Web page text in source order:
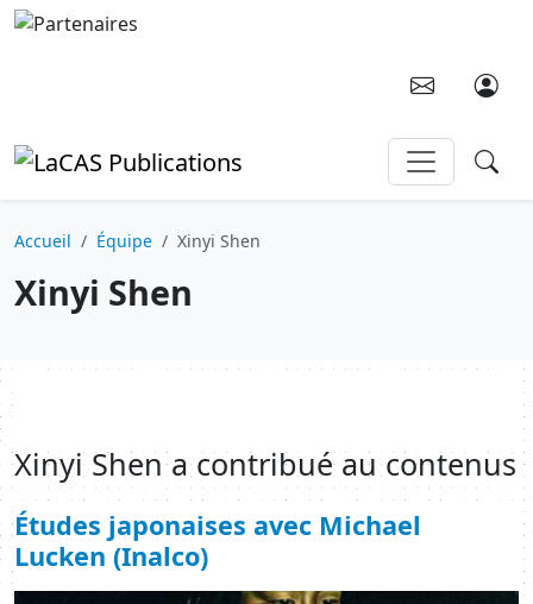
Aller au contenu principal
Accueil Équipe Xinyi Shen
Xinyi Shen
Xinyi Shen a contribué au contenus
Études japonaises avec Michael
Lucken (Inalco)